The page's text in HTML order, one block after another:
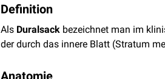
Definition
Als Duralsack bezeichnet man im
der durch das innere Blatt (Stratum
Anatomie